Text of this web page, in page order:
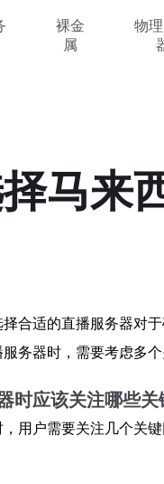
裸金
属
物
马来
合适的直播服务器对
务器时，需要考虑多
时应该关注哪些关
用户需要关注几个关